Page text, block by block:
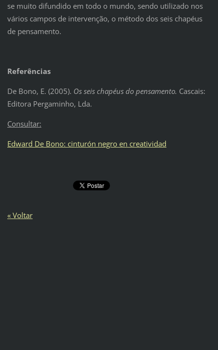
se muito difundido em todo o mundo, sendo utilizado nos
vários campos de intervenção, o método dos seis chapéus
de pensamento.
Referências
De Bono, E. (2005). Os seis chapéus do pensamento. Cascais:
Editora Pergaminho, Lda.
Consultar:
Edward De Bono: cinturón negro en creatividad
« Voltar